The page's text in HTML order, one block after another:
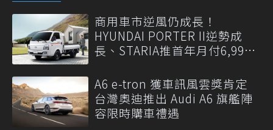
商用車市逆風仍成長！
HYUNDAI PORTER II逆勢成
長、STARIA推首年月付6,999
A6 e-tron 獲車訊風雲獎肯定
台灣奧迪推出 Audi A6 旗艦陣
容限時購車禮遇